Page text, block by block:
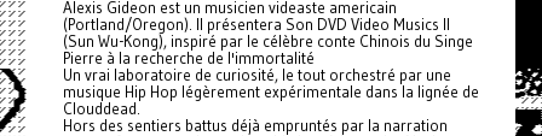
Alexis Gideon est un musicien videaste americain
(Portland/Oregon). Il présentera Son DVD Video Musics II
(Sun Wu-Kong), inspiré par le célèbre conte Chinois du Singe
Pierre à la recherche de l'immortalité
Un vrai laboratoire de curiosité, le tout orchestré par une
musique Hip Hop légèrement expérimentale dans la lignée de
Clouddead.
Hors des sentiers battus déjà empruntés par la narration